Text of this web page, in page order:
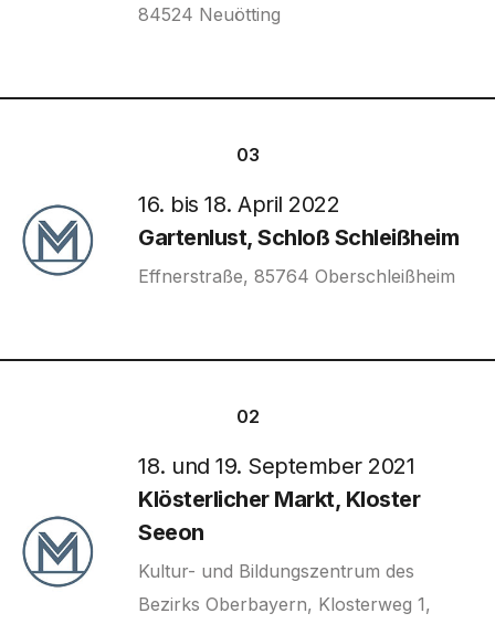
84524 Neuötting
03
16. bis 18. April 2022
Gartenlust, Schloß Schleißheim
Effnerstraße, 85764 Oberschleißheim
02
18. und 19. September 2021
Klösterlicher Markt, Kloster
Seeon
Kultur- und Bildungszentrum des
Bezirks Oberbayern, Klosterweg 1,